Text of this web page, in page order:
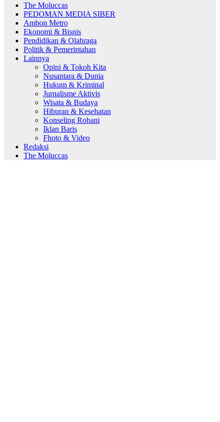
The Moluccas
PEDOMAN MEDIA SIBER
Ambon Metro
Ekonomi & Bisnis
Pendidikan & Olahraga
Politik & Pemerintahan
Lainnya
Opini & Tokoh Kita
Nusantara & Dunia
Hukum & Kriminal
Jurnalisme Aktivis
Wisata & Budaya
Hiburan & Kesehatan
Konseling Rohani
Iklan Baris
Fhoto & Video
Redaksi
The Moluccas